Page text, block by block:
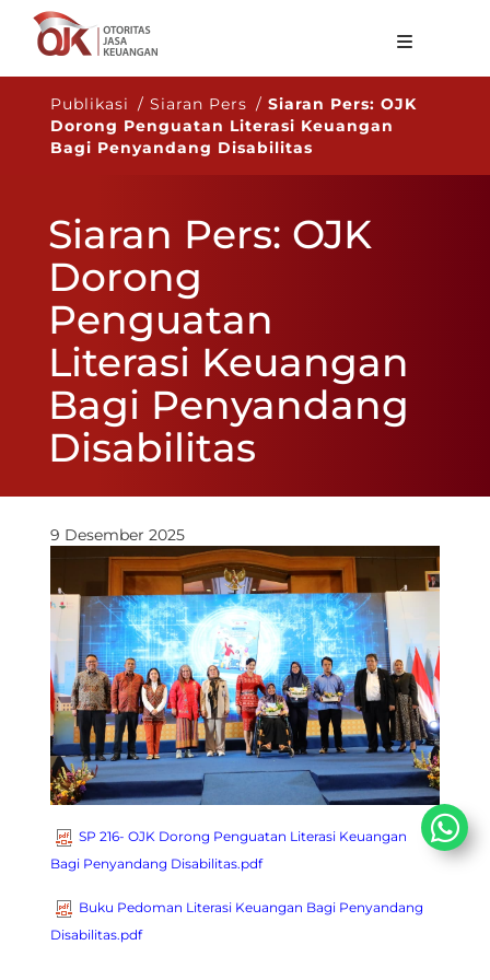
Tentang OJK
Fungsi Utama
Regulasi
Statistik
Layanan
Karir
ID
Publikasi / Siaran Pers /Siaran Pers: OJK
Dorong Penguatan Literasi Keuangan
Bagi Penyandang Disabilitas
Siaran Pers: OJK
Dorong
Penguatan
Literasi Keuangan
Bagi Penyandang
Disabilitas
9 Desember 2025
SP 216- OJK Dorong Penguatan Literasi Keuangan
Bagi Penyandang Disabilitas.pdf
Buku Pedoman Literasi Keuangan Bagi Penyandang
Disabilitas.pdf